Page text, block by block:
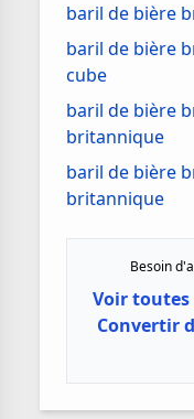
baril de bière
baril de bière
cube
baril de bière
britannique
baril de bière
britannique
Besoin
Voir toutes
Convertir